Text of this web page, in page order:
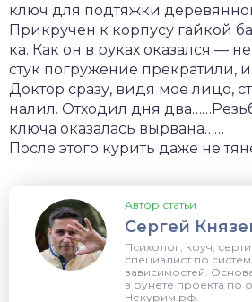
ключ для подтяжки
Прикручен к корпусу гайкой
ка. Как он в руках оказался —
стук погружение прекратили,
Доктор сразу, видя мое лицо,
налил. Отходил дня
ключа оказалась вырвана……
После этого курить даже не
Автор статьи
Сергей
Психолог, коуч,
специалист по
зависимостей.
в рунете проекта по
Некурим.рф.